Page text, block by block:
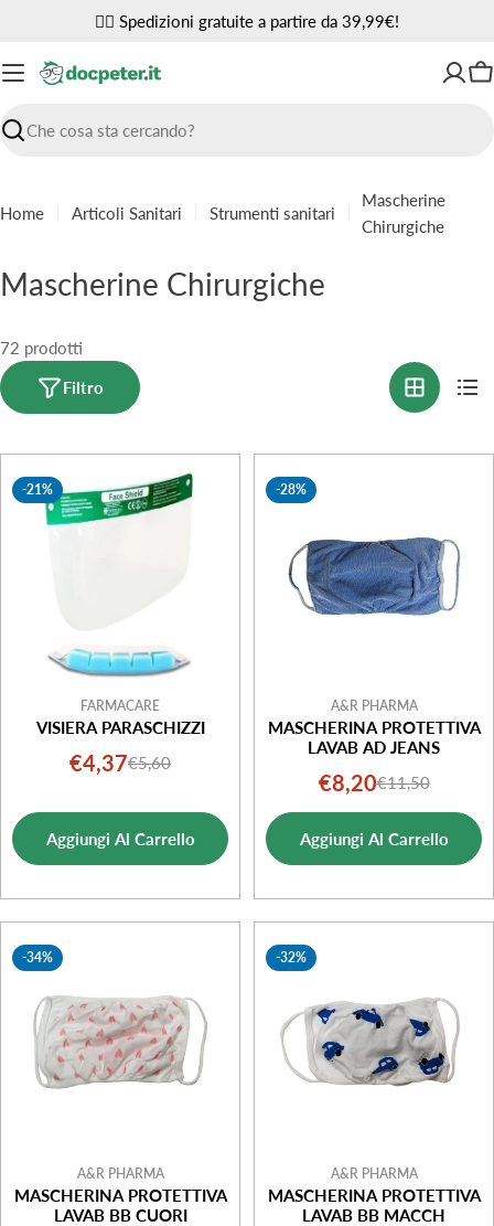
contenuto
✌🏼 Spedizioni gratuite a partire da 39,99€!
Ricerca
Home Articoli Sanitari Strumenti sanitari
Mascherine
Chirurgiche
C
l
l
z
Mascherine Chirurgiche
72 prodotti
Filtro
-21%
FARMACARE
VISIERA PARASCHIZZI
Prezzo
vendita
€4,37Prezzo
€5,60
Aggiungi Al Carrello
-28%
A&R PHARMA
MASCHERINA PROTETTIVA
LAVAB AD JEANS
Prezzo
di
vendita
€8,20Prezzo
normale
€11,50
Aggiungi Al Carrello
-34%
A&R PHARMA
MASCHERINA PROTETTIVA
LAVAB BB CUORI
-32%
A&R PHARMA
MASCHERINA PROTETTIVA
LAVAB BB MACCH